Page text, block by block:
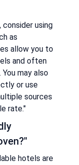
consider using
as
allow you to
and often
may also
or use
sources
rate."
hotels are